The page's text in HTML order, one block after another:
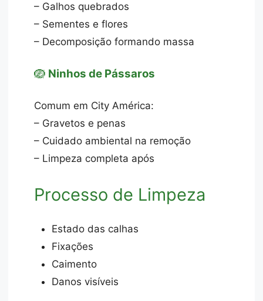
– Galhos quebrados
– Sementes e flores
– Decomposição formando massa
🪺 Ninhos de Pássaros
Comum em City América:
– Gravetos e penas
– Cuidado ambiental na remoção
– Limpeza completa após
Processo de Limpeza
Estado das calhas
Fixações
Caimento
Danos visíveis